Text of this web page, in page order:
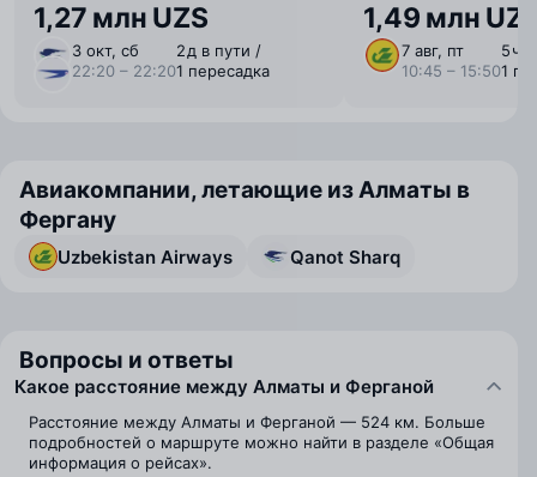
1,27 млн UZS
3 окт, сб
22:20 – 22:20
2 ⁠д в пути /
1 пересадка
1,49 млн
7 авг, пт
10:45 – 15:50
5 ⁠ч
1
Авиакомпании, летающие из Алматы в
Фергану
Uzbekistan Airways Qanot Sharq
Вопросы и ответы
Какое расстояние между Алматы и Ферганой
Расстояние между Алматы и Ферганой — 524 км. Больше
подробностей о маршруте можно найти в разделе «Общая
информация о рейсах».